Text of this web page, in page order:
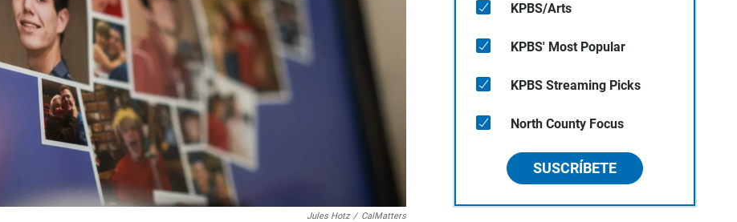
Jules Hotz / CalMatters
KPBS/Arts
KPBS' Most Popular
KPBS Streaming Picks
North County Focus
SUSCRÍBETE